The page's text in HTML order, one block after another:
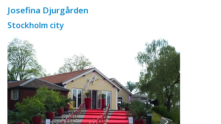
Josefina Djurgården
Stockholm city